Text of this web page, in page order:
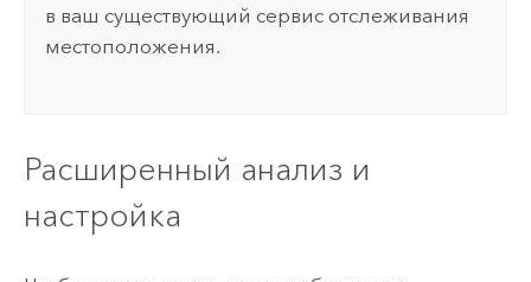
в ваш существующий сервис отслеживания
местоположения.
Расширенный анализ и
настройка